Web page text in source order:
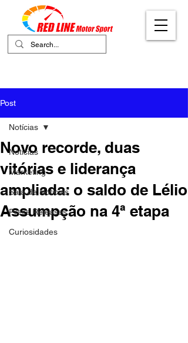
Post
Notícias
Marketing
Sala de Notícias
Press Releases
Curiosidades
Notícias
Novo recorde, duas
vitórias e liderança
ampliada: o saldo de Lélio
Assumpção na 4ª etapa